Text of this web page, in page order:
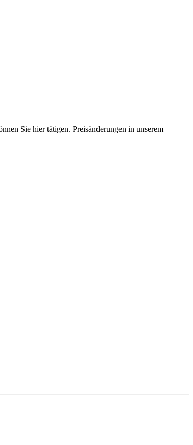
Sie hier tätigen. Preisänderungen in unserem